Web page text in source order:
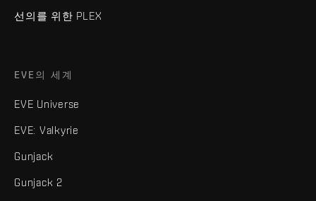
선의를 위한 PLEX
EVE의 세계
EVE Universe
EVE: Valkyrie
Gunjack
Gunjack 2